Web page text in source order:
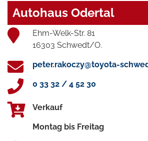
Autohaus Odertal
Ehm-Welk-Str. 81
16303 Schwedt/O.
peter.rakoczy@toyota-
0 33 32 / 4 52 30
Verkauf
Montag bis Freitag